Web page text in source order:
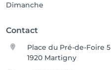
Dimanche
Contact
Place du Pré-de-Foire 5
1920 Martigny